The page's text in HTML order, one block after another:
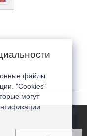
файлы
"Cookies"
могут